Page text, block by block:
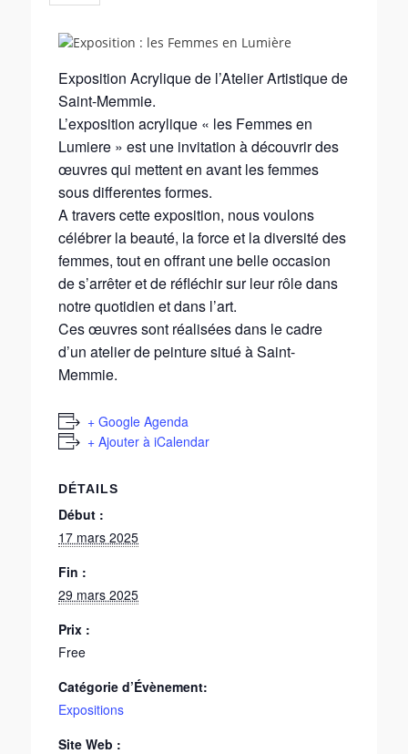
Exposition Acrylique de l’Atelier Artistique de
Saint-Memmie.
L’exposition acrylique « les Femmes en
Lumiere » est une invitation à découvrir des
œuvres qui mettent en avant les femmes
sous differentes formes.
A travers cette exposition, nous voulons
célébrer la beauté, la force et la diversité des
femmes, tout en offrant une belle occasion
de s’arrêter et de réfléchir sur leur rôle dans
notre quotidien et dans l’art.
Ces œuvres sont réalisées dans le cadre
d’un atelier de peinture situé à Saint-
Memmie.
+ Google Agenda
+ Ajouter à iCalendar
DÉTAILS
Début :
17 mars 2025
Fin :
29 mars 2025
Prix :
Free
Catégorie d’Évènement:
Expositions
Site Web :